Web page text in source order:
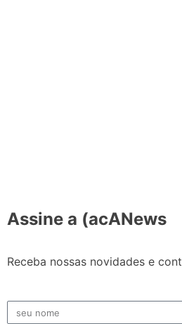
Assine a (acANews
Receba nossas novidades e